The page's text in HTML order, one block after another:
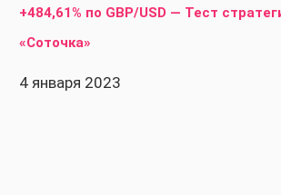
+484,61% по GBP/USD — Тест
«Соточка»
4 января 2023